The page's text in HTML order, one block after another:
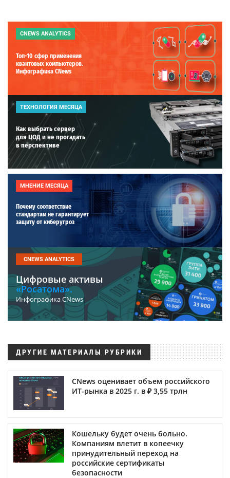
CNEWS ANALYTICS
Топ-10 сфер применения
квантовых компьютеров.
Инфографика CNews
ТЕХНОЛОГИЯ МЕСЯЦА
Как выбрать сервер
для ЦОД и не прогадать
в перспективе
МНЕНИЕ МЕСЯЦА
Почему соответствие
стандартам не гарантирует
защиту от киберугроз
CNEWS ANALYTICS
Цифровые активы
«Росатома».
Инфографика CNews
ДРУГИЕ МАТЕРИАЛЫ РУБРИКИ
CNews оценивает объем российского
ИТ-рынка в 2025 г. в ₽ 3,55 трлн
Кошельку будет очень больно.
Компаниям влетит в копеечку
принудительный переход на
российские сертификаты
безопасности